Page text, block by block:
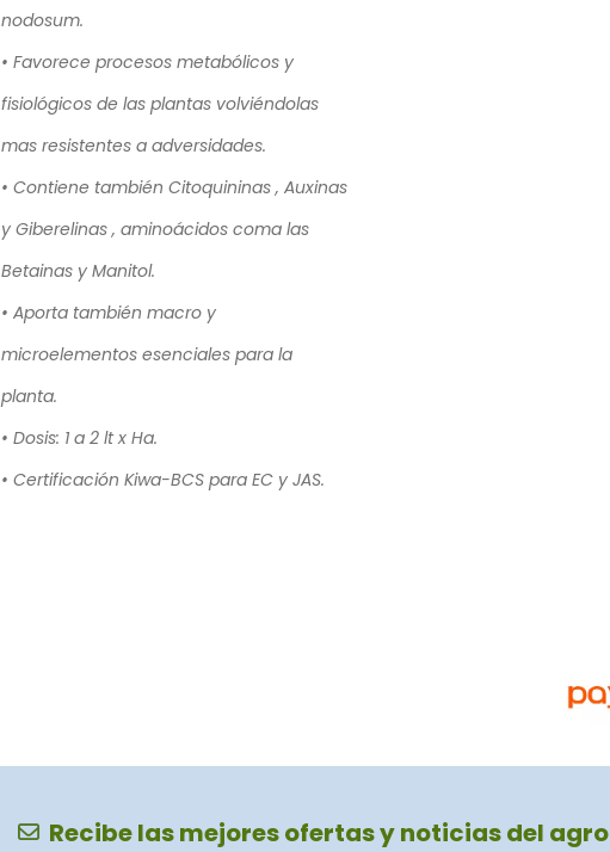
nodosum.
• Favorece procesos metabólicos y
fisiológicos de las plantas volviéndolas
mas resistentes a adversidades.
• Contiene también Citoquininas , Auxinas
y Giberelinas , aminoácidos coma las
Betainas y Manitol.
• Aporta también macro y
microelementos esenciales para la
planta.
• Dosis: 1 a 2 lt x Ha.
• Certificación Kiwa-BCS para EC y JAS.
Recibe las mejores ofertas y noticias del agro